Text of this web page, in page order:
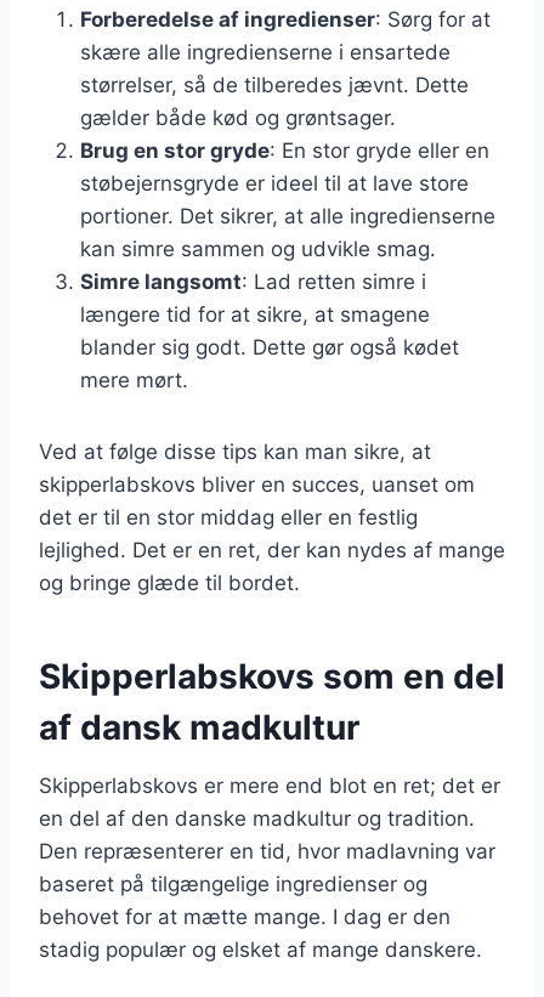
Forberedelse af ingredienser: Sørg for at
skære alle ingredienserne i ensartede
størrelser, så de tilberedes jævnt. Dette
gælder både kød og grøntsager.
Brug en stor gryde: En stor gryde eller en
støbejernsgryde er ideel til at lave store
portioner. Det sikrer, at alle ingredienserne
kan simre sammen og udvikle smag.
Simre langsomt: Lad retten simre i
længere tid for at sikre, at smagene
blander sig godt. Dette gør også kødet
mere mørt.
Ved at følge disse tips kan man sikre, at
skipperlabskovs bliver en succes, uanset om
det er til en stor middag eller en festlig
lejlighed. Det er en ret, der kan nydes af mange
og bringe glæde til bordet.
Skipperlabskovs som en del
af dansk madkultur
Skipperlabskovs er mere end blot en ret; det er
en del af den danske madkultur og tradition.
Den repræsenterer en tid, hvor madlavning var
baseret på tilgængelige ingredienser og
behovet for at mætte mange. I dag er den
stadig populær og elsket af mange danskere.